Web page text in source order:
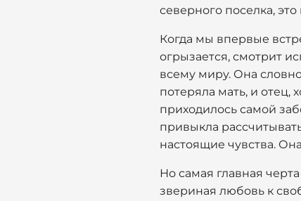
северного поселка,
Когда мы впервые
огрызается, смотрит
всему миру. Она
потеряла мать, и
приходилось самой
привыкла
настоящие чувства.
Но самая главная
звериная любовь к